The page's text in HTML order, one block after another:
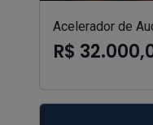
Acelerador de
R$